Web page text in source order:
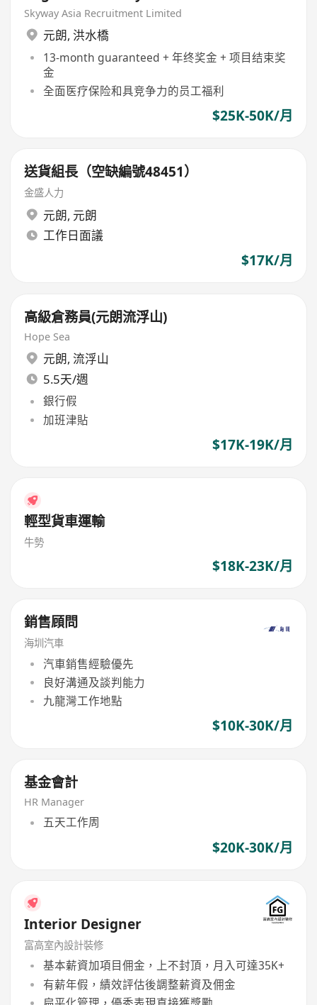
Skyway Asia Recruitment Limited
元朗, 洪水橋
13-month guaranteed + 年终奖金 + 项目结束奖
金
全面医疗保险和具竞争力的员工福利
$25K-50K/月
送貨組長（空缺編號48451）
金盛人力
元朗, 元朗
工作日面議
$17K/月
高級倉務員(元朗流浮山)
Hope Sea
元朗, 流浮山
5.5天/週
銀行假
加班津貼
$17K-19K/月
輕型貨車運輸
牛勢
$18K-23K/月
銷售頋問
海圳汽車
汽車銷售經驗優先
良好溝通及談判能力
九龍灣工作地點
$10K-30K/月
基金會計
HR Manager
五天工作周
$20K-30K/月
Interior Designer
富高室內設計裝修
基本薪資加項目佣金，上不封頂，月入可達35K+
有薪年假，績效評估後調整薪資及佣金